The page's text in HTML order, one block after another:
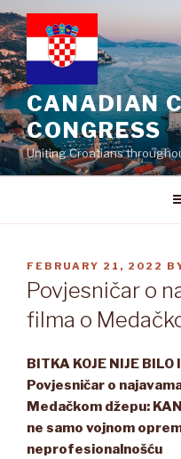
Skip
to
content
CANADIAN
CONGRESS
Uniting Croatians
POSTED
ON
FEBRUARY 21, 2022
Povjesničar o
filma o
BITKA KOJE NIJE
Povjesničar o
Medačkom džepu:
ne samo vojnom
neprofesionalnošću